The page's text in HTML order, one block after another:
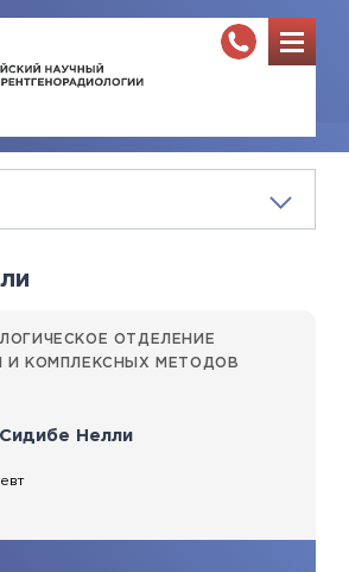
ОТДЕЛЕНИЕ
И КОМПЛЕКСНЫХ МЕТОДОВ
Сидибе Нелли